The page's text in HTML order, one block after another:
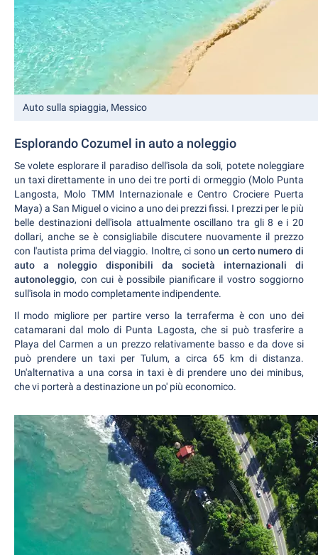
Auto sulla spiaggia, Messico
Esplorando Cozumel in auto a noleggio
Se volete esplorare il paradiso dell'isola da soli, potete noleggiare
un taxi direttamente in uno dei tre porti di ormeggio (Molo Punta
Langosta, Molo TMM Internazionale e Centro Crociere Puerta
Maya) a San Miguel o vicino a uno dei prezzi fissi. I prezzi per le più
belle destinazioni dell'isola attualmente oscillano tra gli 8 e i 20
dollari, anche se è consigliabile discutere nuovamente il prezzo
con l'autista prima del viaggio. Inoltre, ci sonoun certo numero di
auto a noleggio disponibili da società internazionali di
autonoleggio, con cui è possibile pianificare il vostro soggiorno
sull'isola in modo completamente indipendente.
Il modo migliore per partire verso la terraferma è con uno dei
catamarani dal molo di Punta Lagosta, che si può trasferire a
Playa del Carmen a un prezzo relativamente basso e da dove si
può prendere un taxi per Tulum, a circa 65 km di distanza.
Un'alternativa a una corsa in taxi è di prendere uno dei minibus,
che vi porterà a destinazione un po' più economico.